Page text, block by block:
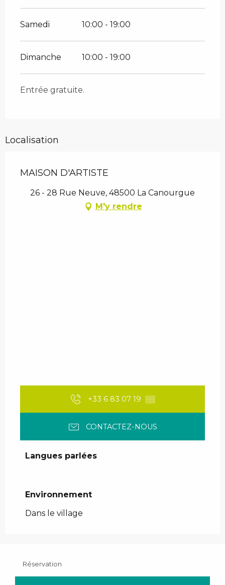
Samedi 10:00 - 19:00
Dimanche 10:00 - 19:00
Entrée gratuite.
Localisation
MAISON D'ARTISTE
26 - 28 Rue Neuve, 48500 La Canourgue
M'y rendre
+33 6 83 07 19 ▒▒
CONTACTEZ-NOUS
Langues parlées
Langues parlées
Environnement
Environnement
Dans le village
Réservation